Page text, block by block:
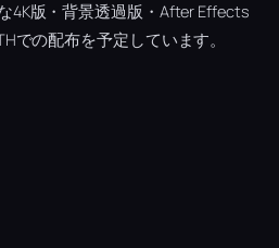
4K版・背景透過版・After Effects
での配布を予定しています。